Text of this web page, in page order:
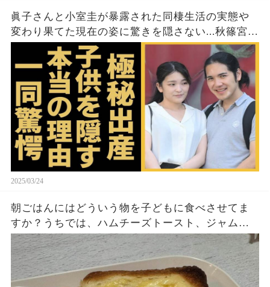
眞子さんと小室圭が暴露された同棲生活の実態や
変わり果てた現在の姿に驚きを隠さない...秋篠宮家
の長女がアメリカで極秘出産の真相や暴露された
ヤバいO癖に言葉を失う...
2025/03/24
朝ごはんにはどういう物を子どもに食べさせてま
すか？うちでは、ハムチーズトースト、ジャムト
ースト、ピーナッツバタートーストをよく作りま
す。やっぱこんなんダメよね…